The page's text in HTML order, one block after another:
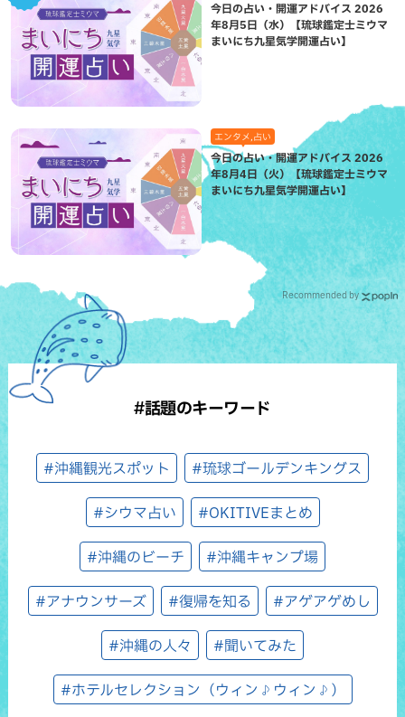
今日の占い・開運アドバイス 2026
年8月5日（水）【琉球鑑定士ミウマ
まいにち九星気学開運占い】
エンタメ,占い
今日の占い・開運アドバイス 2026
年8月4日（火）【琉球鑑定士ミウマ
まいにち九星気学開運占い】
Recommended by
#話題のキーワード
#沖縄観光スポット #琉球ゴールデンキングス
#シウマ占い #OKITIVEまとめ
#沖縄のビーチ #沖縄キャンプ場
#アナウンサーズ #復帰を知る #アゲアゲめし
#沖縄の人々 #聞いてみた
#ホテルセレクション（ウィン♪ウィン♪）